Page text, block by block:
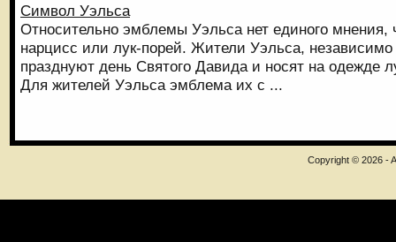
Символ Уэльса
Относительно эмблемы Уэльса нет единого мнения,
нарцисс или лук-порей. Жители Уэльса, независимо
празднуют день Святого Давида и носят на одежде
Для жителей Уэльса эмблема их с ...
Copyright © 2026 -